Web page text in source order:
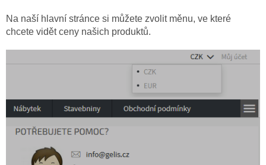
Na naší hlavní stránce si můžete zvolit měnu, ve které
chcete vidět ceny našich produktů.